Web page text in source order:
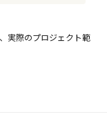
実際のプロジェクト範